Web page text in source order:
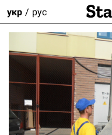
укр рус